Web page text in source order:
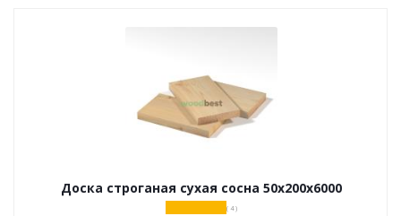
Доска строганая сухая сосна 50х200х6000
( 4 )